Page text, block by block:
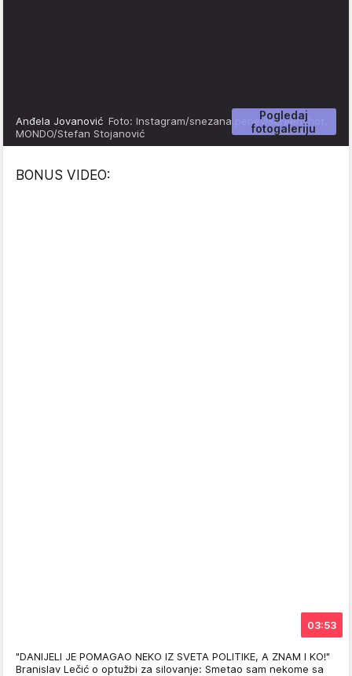
Pogledaj
fotogaleriju
Anđela Jovanović Foto: Instagram/snezana.penev/screenshot,
MONDO/Stefan Stojanović
BONUS VIDEO:
03:53
"DANIJELI JE POMAGAO NEKO IZ SVETA POLITIKE, A ZNAM I KO!"
Branislav Lečić o optužbi za silovanje: Smetao sam nekome sa